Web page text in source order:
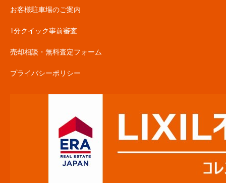
お客様駐車場のご案内
1分クイック事前審査
売却相談・無料査定フォーム
プライバシーポリシー